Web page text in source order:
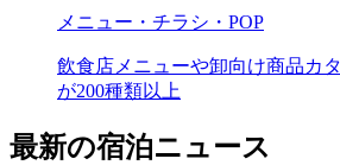
メニュー・チラシ・POP
飲食店メニューや卸向け商品カ
が200種類以上
最新の宿泊ニュース